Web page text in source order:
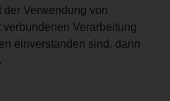
der Verwendung von
Verarbeitung
einverstanden sind, dann